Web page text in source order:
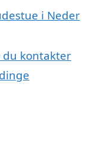
i Neder
du kontakter